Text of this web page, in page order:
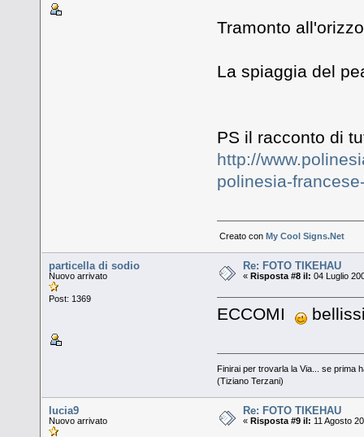
Tramonto
La spiaggia del
PS il racconto di
http://
polinesia-
Creato con My Cool Signs.Net
particella di sodio
Nuovo arrivato
Post: 1369
Re: FOTO TIKEHAU
«Risposta #8 il: 04 Luglio
ECCOMI
Finirai per trovarla la Via... se prima
(Tiziano Terzani)
lucia9
Nuovo arrivato
Re: FOTO TIKEHAU
«Risposta #9 il: 11 Agosto